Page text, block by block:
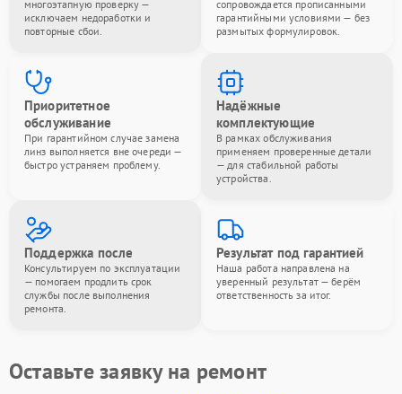
многоэтапную проверку —
исключаем недоработки и
повторные сбои.
сопровождается прописанными
гарантийными условиями — без
размытых формулировок.
Приоритетное
обслуживание
При гарантийном случае замена
линз выполняется вне очереди —
быстро устраняем проблему.
Надёжные
комплектующие
В рамках обслуживания
применяем проверенные детали
— для стабильной работы
устройства.
Поддержка после
Консультируем по эксплуатации
— помогаем продлить срок
службы после выполнения
ремонта.
Результат под гарантией
Наша работа направлена на
уверенный результат — берём
ответственность за итог.
Оставьте заявку на ремонт